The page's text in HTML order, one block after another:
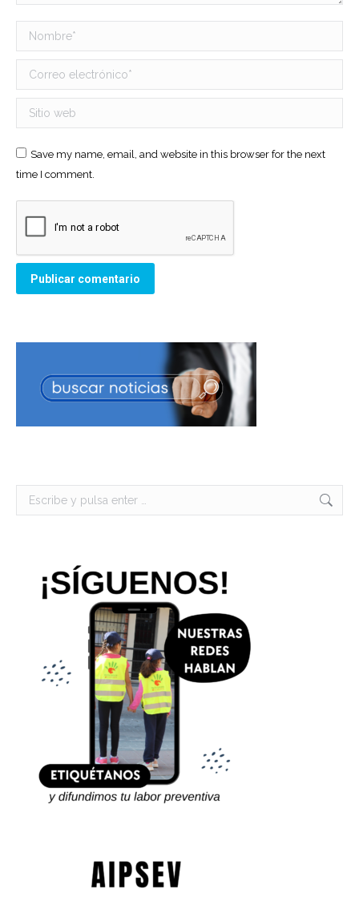
Nombre *
Correo electrónico *
Sitio web
Save my name, email, and website in this browser for the next
time I comment.
Publicar comentario
Buscar: